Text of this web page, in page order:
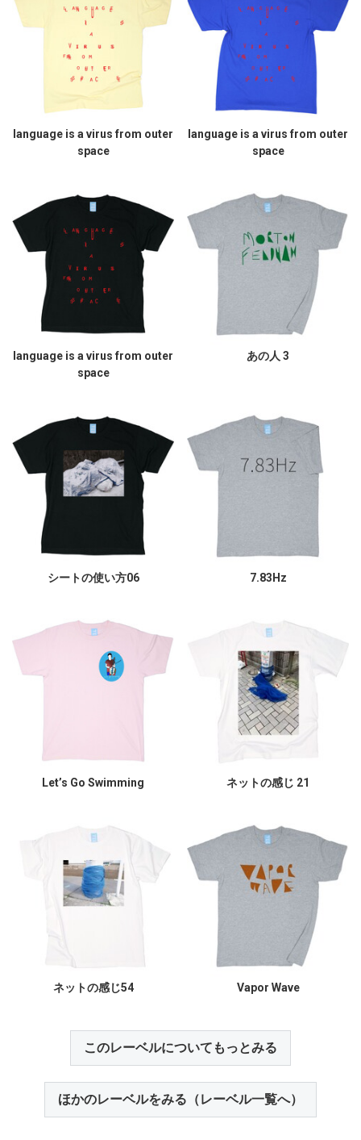
language is a virus from outer
space
language is a virus from outer
space
language is a virus from outer
space
あの人 3
シートの使い方06 7.83Hz
Let’s Go Swimming ネットの感じ 21
ネットの感じ54 Vapor Wave
このレーベルについてもっとみる
ほかのレーベルをみる（レーベル一覧へ）